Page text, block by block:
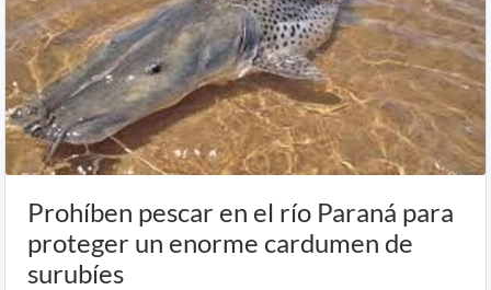
Prohíben pescar en el río Paraná para
proteger un enorme cardumen de
surubíes